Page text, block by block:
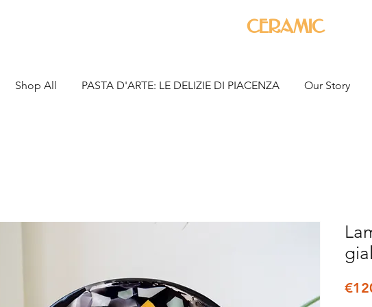
ceramic
Shop All PASTA D'ARTE: LE DELIZIE DI PIACENZA Our Story